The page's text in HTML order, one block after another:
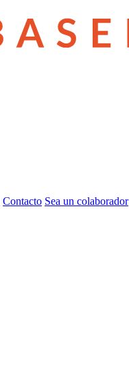
Contacto Sea un colaborador